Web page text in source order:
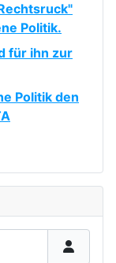
Politik.
für ihn zur
Politik den